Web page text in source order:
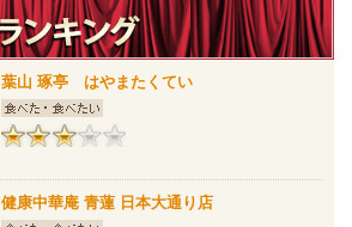
葉山 琢亭 はやまたくてい
健康中華庵 青蓮 日本大通り店